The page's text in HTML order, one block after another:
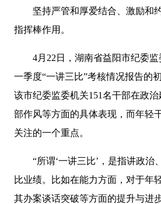
坚持严管和厚爱结合、激励和
指挥棒作用。
4月22日，湖南省益阳市纪委监
一季度“一讲三比”考核情况报告的
该市纪委监委机关151名干部在政
部作风等方面的具体表现，而年轻
关注的一个重点。
“所谓‘一讲三比’，是指讲政治
比业绩。比如在能力方面，对于年
其办案谈话突破等方面的提升与进